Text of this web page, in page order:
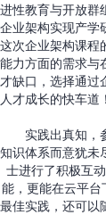
进性教育与开放群
企业架构实现产学
这次企业架构课程
能力方面的需求与
才缺口，选择通过
人才成长的快车
实践出真知，参
知识体系而意犹未
士进行了积极互
能，更能在云平台
最佳实践，还可以